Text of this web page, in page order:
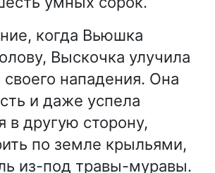
когда Вьюшка
Выскочка улучила
нападения. Она
и даже успела
в другую сторону,
по земле крыльями,
из-под травы-муравы.